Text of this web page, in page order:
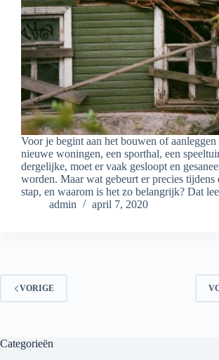
Voor je begint aan het bouwen of aanleggen
nieuwe woningen, een sporthal, een
dergelijke, moet er vaak gesloopt en
worden. Maar wat gebeurt er precies tijdens
stap, en waarom is het zo belangrijk? Dat
admin
april 7, 2020
VORIGE
Categorieën